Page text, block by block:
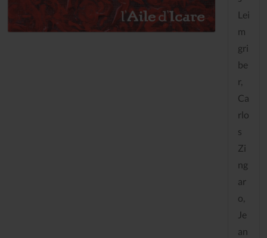
Lei
m
gri
be
r,
Ca
rlo
s
Zi
ng
ar
o,
Je
an